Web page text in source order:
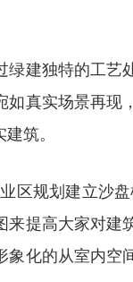
建独特的工
真实场景再
筑。
区规划建立沙
提高大家对
化的从室内